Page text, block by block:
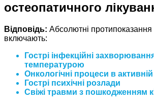
остеопатичного
Відповідь: Абсолютні протипоказання
включають:
Гострі інфекційні
температурою
Онкологічні процеси в
Гострі психічні розлади
Свіжі травми з пошкодженням